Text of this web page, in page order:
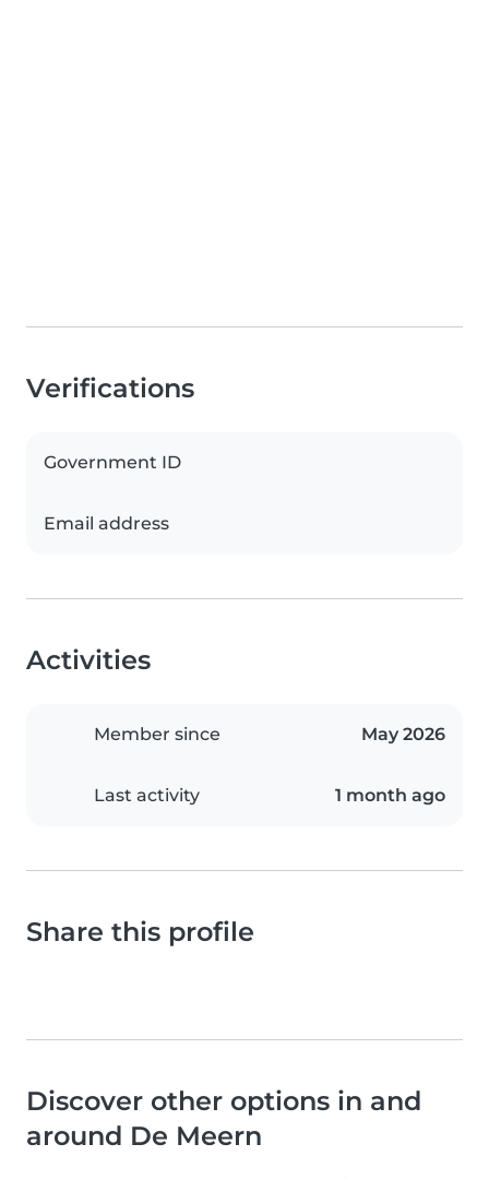
Verifications
Government ID
Email address
Activities
Member since May 2026
Last activity 1 month ago
Share this profile
Discover other options in and
around De Meern